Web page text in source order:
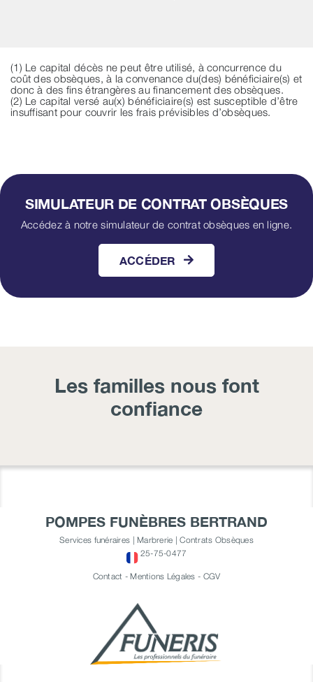
(1) Le capital décès ne peut être utilisé, à concurrence du
coût des obsèques, à la convenance du(des) bénéficiaire(s) et
donc à des fins étrangères au financement des obsèques.
(2) Le capital versé au(x) bénéficiaire(s) est susceptible d’être
insuffisant pour couvrir les frais prévisibles d’obsèques.
SIMULATEUR DE CONTRAT OBSÈQUES
Accédez à notre simulateur de contrat obsèques en ligne.
ACCÉDER
Les familles nous font
confiance
POMPES FUNÈBRES BERTRAND
Services funéraires | Marbrerie | Contrats Obsèques
25-75-0477
Contact -Mentions Légales - CGV